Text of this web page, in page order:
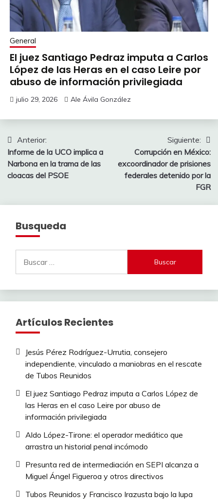
General
El juez Santiago Pedraz imputa a Carlos
López de las Heras en el caso Leire por
abuso de información privilegiada
julio 29, 2026 Ale Ávila González
Navegación
de
entradas
Anterior:
Informe de la UCO implica a
Narbona en la trama de las
cloacas del PSOE
Siguiente:
Corrupción en México:
excoordinador de prisiones
federales detenido por la
FGR
Busqueda
Artículos Recientes
Jesús Pérez Rodríguez-Urrutia, consejero
independiente, vinculado a maniobras en el rescate
de Tubos Reunidos
El juez Santiago Pedraz imputa a Carlos López de
las Heras en el caso Leire por abuso de
información privilegiada
Aldo López-Tirone: el operador mediático que
arrastra un historial penal incómodo
Presunta red de intermediación en SEPI alcanza a
Miguel Ángel Figueroa y otros directivos
Tubos Reunidos y Francisco Irazusta bajo la lupa